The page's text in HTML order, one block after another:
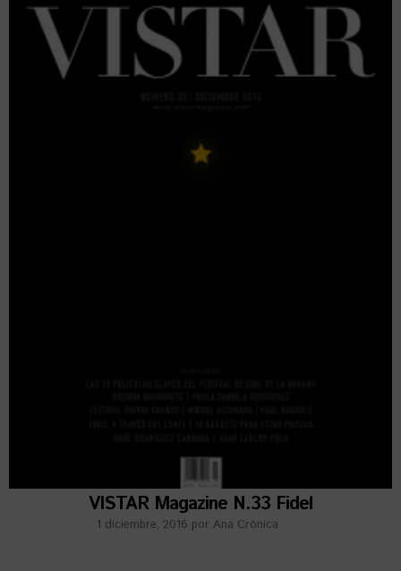
VISTAR Magazine N.33 Fidel
1 diciembre, 2016 por Ana Crónica